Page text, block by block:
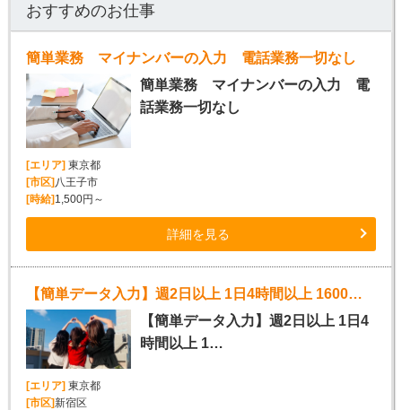
おすすめのお仕事
簡単業務 マイナンバーの入力 電話業務一切なし
簡単業務 マイナンバーの入力 電
話業務一切なし
[エリア] 東京都
[市区] 八王子市
[時給] 1,500円～
詳細を見る
【簡単データ入力】週2日以上 1日4時間以上 1600円から
【簡単データ入力】週2日以上 1日4
時間以上 1…
[エリア] 東京都
[市区]新宿区